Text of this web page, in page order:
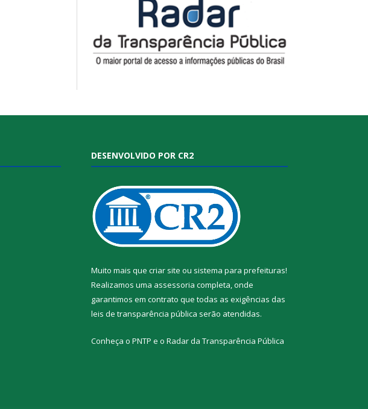
DESENVOLVIDO POR CR2
Muito mais que criar site ou sistema para prefeituras!
Realizamos uma assessoria completa, onde
garantimos em contrato que todas as exigências das
leis de transparência pública serão atendidas.
Conheça o PNTP e o Radar da Transparência Pública